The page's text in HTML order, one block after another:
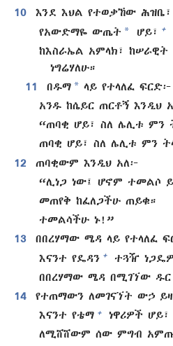
10
እንደ እህል የተወቃኸው ሕዝቤ፣
የአውድማዬ ውጤት * ሆይ፣ +
ከእስራኤል አምላክ፣ ከሠራዊት
ነግሬሃለሁ።
11
በዱማ * ላይ የተላለፈ ፍርድ፦
አንዱ ከሴይር ጠርቶኝ እንዲህ
“ጠባቂ ሆይ፣ ስለ ሌሊቱ ምን
ጠባቂ ሆይ፣ ስለ ሌሊቱ ምን
12
ጠባቂውም እንዲህ አለ፦
“ሊነጋ ነው፤ ሆኖም ተመልሶ
መጠየቅ ከፈለጋችሁ ጠይቁ።
ተመልሳችሁ ኑ!”
13
በበረሃማው ሜዳ ላይ የተላለፈ
እናንተ የዴዳን +
ተጓዥ
በበረሃማው ሜዳ በሚገኘው
14
የተጠማውን ለመገናኘት ውኃ
እናንተ የቴማ +
ነዋሪዎች ሆይ፣
ለሚሸሸውም ሰው ምግብ